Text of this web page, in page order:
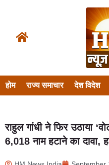
होम राज्य समाचार देश विदेश
राहुल गांधी ने फिर उठाया
6,018 नाम हटाने का दावा,